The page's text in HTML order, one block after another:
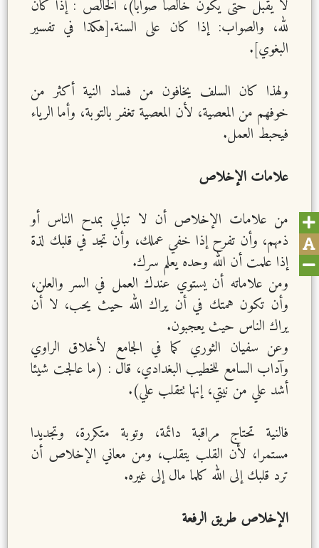
لا يقبل حتى يكون خالصا صوابا)، الخالص : إذا كان
لله، والصواب: إذا كان على السنة.[هكذا في تفسير
البغوي].
ولهذا كان السلف يخافون من فساد النية أكثر من
خوفهم من المعصية، لأن المعصية تغفر بالتوبة، وأما الرياء
فيحبط العمل.
علامات الإخلاص
من علامات الإخلاص أن لا تبالي بمدح الناس أو
ذمهم، وأن تفرح إذا خفي عملك، وأن تجد في قلبك لذة
إذا علمت أن الله وحده يعلم سرك.
ومن علاماته أن يستوي عندك العمل في السر والعلن،
وأن تكون همتك في أن يراك الله حيث يحب، لا أن
يراك الناس حيث يعجبون.
وعن سفيان الثوري كما في الجامع لأخلاق الراوي
وآداب السامع للخطيب البغدادي، قال : (ما عالجت شيئا
أشد علي من نيتي، إنها تتقلب علي).
فالنية تحتاج مراقبة دائمة، وتوبة متكررة، وتجديدا
مستمرا، لأن القلب يتقلب، ومن معاني الإخلاص أن
ترد قلبك إلى الله كلما مال إلى غيره.
الإخلاص طريق الرفعة